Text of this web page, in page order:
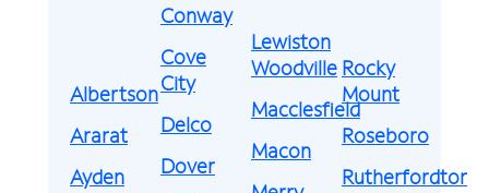
Albertson
Ararat
Ayden
Conway
Cove
City
Delco
Dover
Lewiston
Woodville
Macclesfield
Macon
Rocky
Mount
Roseboro
Rutherfordton